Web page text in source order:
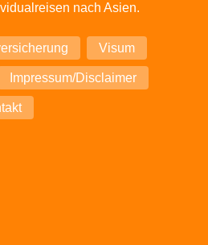
nach Asien.
Visum
Impressum/Disclaimer